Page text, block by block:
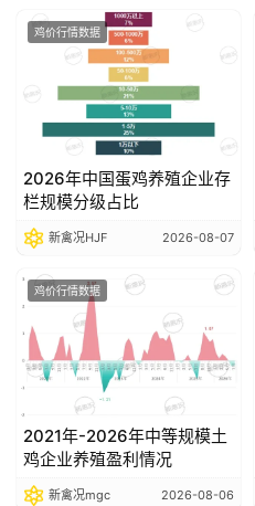
鸡价行情数据
2026年中国蛋鸡养殖企业存
栏规模分级占比
新禽况HJF 2026-08-07
鸡价行情数据
2021年-2026年中等规模土
鸡企业养殖盈利情况
新禽况mgc 2026-08-06